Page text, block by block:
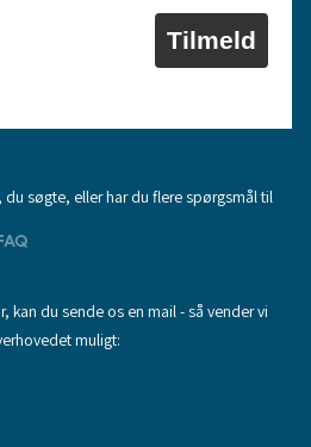
Tilmeld
søgte, eller har du flere spørgsmål til
kan du sende os en mail - så vender vi
muligt: